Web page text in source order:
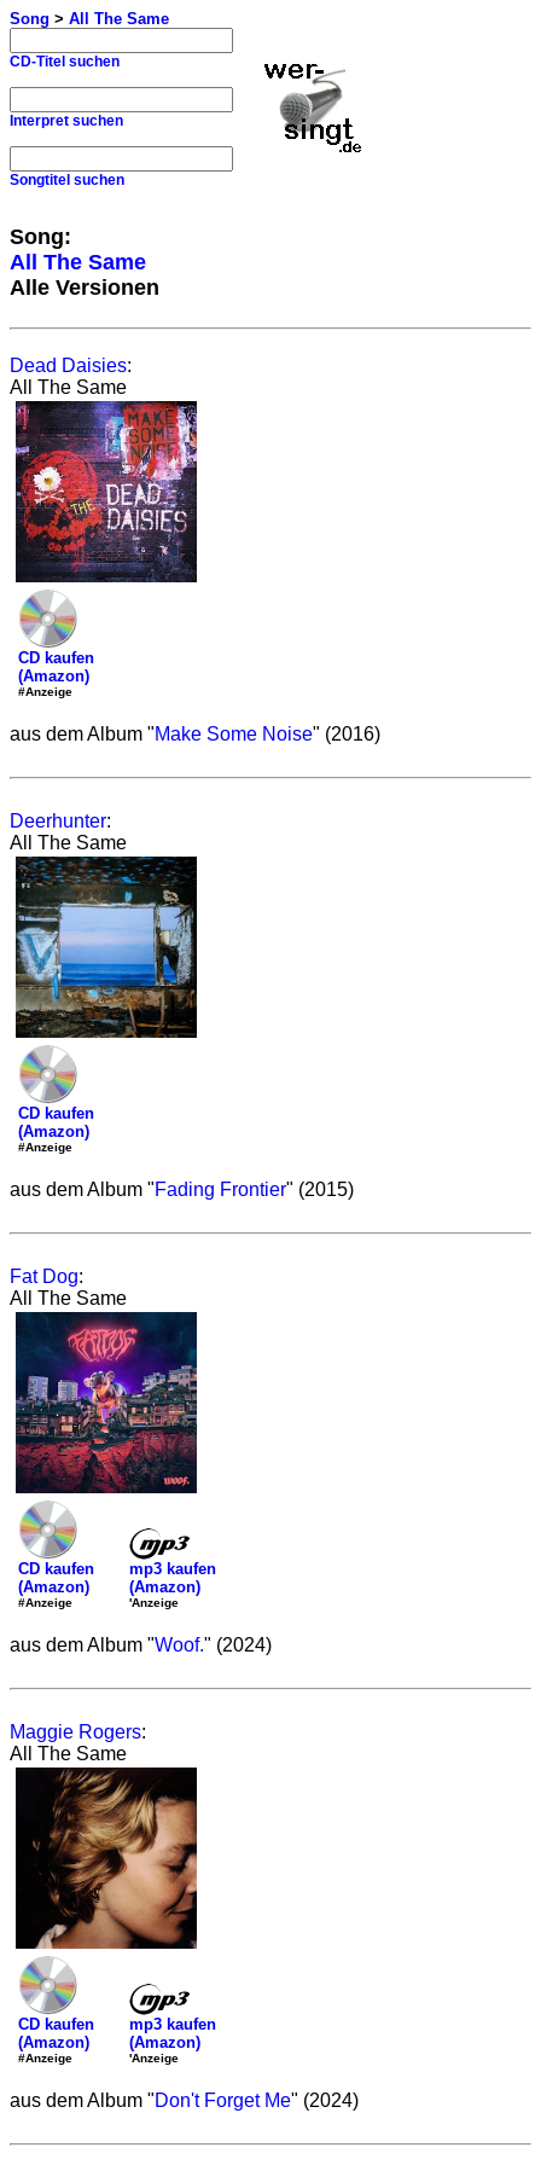
Song > All The Same
CD-Titel suchen
Interpret suchen
Songtitel suchen
Song:
All The Same
Alle Versionen
Dead Daisies:
All The Same
CD kaufen
(Amazon)
#Anzeige
aus dem Album "Make Some Noise" (2016)
Deerhunter:
All The Same
CD kaufen
(Amazon)
#Anzeige
aus dem Album "Fading Frontier" (2015)
Fat Dog:
All The Same
CD kaufen
(Amazon)
#Anzeige
mp3 kaufen
(Amazon)
'Anzeige
aus dem Album "Woof." (2024)
Maggie Rogers:
All The Same
CD kaufen
(Amazon)
#Anzeige
mp3 kaufen
(Amazon)
'Anzeige
aus dem Album "Don't Forget Me" (2024)